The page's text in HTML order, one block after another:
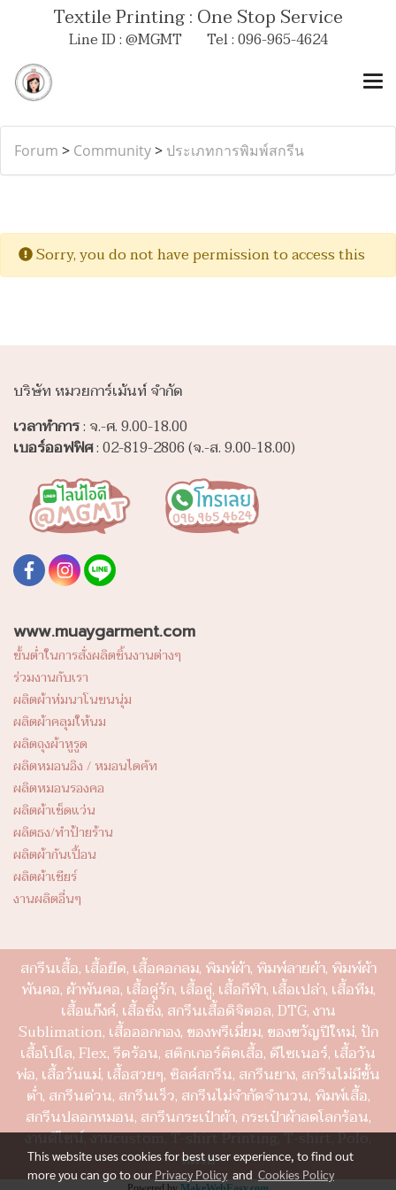
Textile Printing : One Stop Service
Line ID : @MGMT Tel : 096-965-4624
Forum > Community> ประเภทการพิมพ์สกรีน
Sorry, you do not have permission to access this
บริษัท หมวยการ์เม้นท์ จำกัด
เวลาทำการ: จ.-ศ. 9.00-18.00
เบอร์ออฟฟิศ: 02-819-2806 (จ.-ส. 9.00-18.00)
www.muaygarment.com
ขั้นต่ำในการสั่งผลิตชิ้นงานต่างๆ
ร่วมงานกับเรา
ผลิตผ้าห่มนาโนขนนุ่ม
ผลิตผ้าคลุมให้นม
ผลิตถุงผ้าหูรูด
ผลิตหมอนอิง / หมอนไดคัท
ผลิตหมอนรองคอ
ผลิตผ้าเช็ดแว่น
ผลิตธง/ทำป้ายร้าน
ผลิตผ้ากันเปื้อน
ผลิตผ้าเชียร์
งานผลิตอื่นๆ
สกรีนเสื้อ, เสื้อยืด, เสื้อคอกลม, พิมพ์ผ้า, พิมพ์ลายผ้า, พิมพ์ผ้า
พันคอ, ผ้าพันคอ, เสื้อคู่รัก, เสื้อคู่, เสื้อกีฬา, เสื้อเปล่า, เสื้อทีม,
เสื้อแก๊งค์, เสื้อซิ่ง, สกรีนเสื้อดิจิตอล, DTG, งาน
Sublimation, เสื้อออกกอง, ของพรีเมี่ยม, ของขวัญปีใหม่, ปัก
เสื้อโปโล, Flex, รีดร้อน, สติกเกอร์ติดเสื้อ, ดีไซเนอร์, เสื้อวัน
พ่อ, เสื้อวันแม่, เสื้อสวยๆ, ซิลค์สกรีน, สกรีนยาง, สกรีนไม่มีขั้น
ต่ำ, สกรีนด่วน, สกรีนเร็ว, สกรีนไม่จำกัดจำนวน, พิมพ์เสื้อ,
สกรีนปลอกหมอน, สกรีนกระเป๋าผ้า, กระเป๋าผ้าลดโลกร้อน,
งานดีไซน์, งานcustom, T-shirt Printing, T-shirt, Polo,
หมวย
This website uses cookies for best user experience, to find out
more you can go to our Privacy Policy and Cookies Policy